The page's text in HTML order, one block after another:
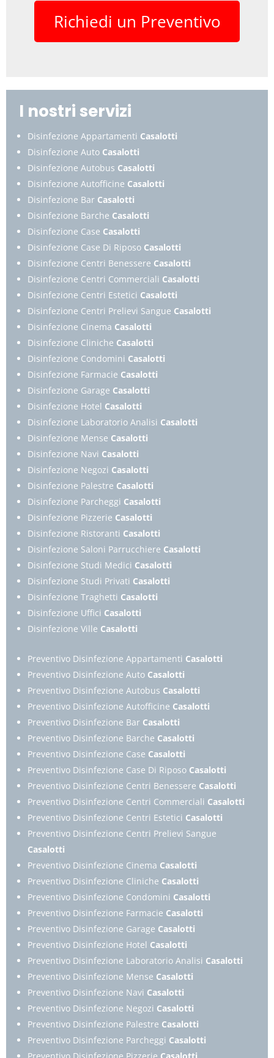
Richiedi un Preventivo
I nostri servizi
Disinfezione Appartamenti Casalotti
Disinfezione Auto Casalotti
Disinfezione Autobus Casalotti
Disinfezione Autofficine Casalotti
Disinfezione Bar Casalotti
Disinfezione Barche Casalotti
Disinfezione Case Casalotti
Disinfezione Case Di Riposo Casalotti
Disinfezione Centri Benessere Casalotti
Disinfezione Centri Commerciali Casalotti
Disinfezione Centri Estetici Casalotti
Disinfezione Centri Prelievi Sangue Casalotti
Disinfezione Cinema Casalotti
Disinfezione Cliniche Casalotti
Disinfezione Condomini Casalotti
Disinfezione Farmacie Casalotti
Disinfezione Garage Casalotti
Disinfezione Hotel Casalotti
Disinfezione Laboratorio Analisi Casalotti
Disinfezione Mense Casalotti
Disinfezione Navi Casalotti
Disinfezione Negozi Casalotti
Disinfezione Palestre Casalotti
Disinfezione Parcheggi Casalotti
Disinfezione Pizzerie Casalotti
Disinfezione Ristoranti Casalotti
Disinfezione Saloni Parrucchiere Casalotti
Disinfezione Studi Medici Casalotti
Disinfezione Studi Privati Casalotti
Disinfezione Traghetti Casalotti
Disinfezione Uffici Casalotti
Disinfezione Ville Casalotti
Preventivo Disinfezione Appartamenti Casalotti
Preventivo Disinfezione Auto Casalotti
Preventivo Disinfezione Autobus Casalotti
Preventivo Disinfezione Autofficine Casalotti
Preventivo Disinfezione Bar Casalotti
Preventivo Disinfezione Barche Casalotti
Preventivo Disinfezione Case Casalotti
Preventivo Disinfezione Case Di Riposo Casalotti
Preventivo Disinfezione Centri Benessere Casalotti
Preventivo Disinfezione Centri Commerciali Casalotti
Preventivo Disinfezione Centri Estetici Casalotti
Preventivo Disinfezione Centri Prelievi Sangue
Casalotti
Preventivo Disinfezione Cinema Casalotti
Preventivo Disinfezione Cliniche Casalotti
Preventivo Disinfezione Condomini Casalotti
Preventivo Disinfezione Farmacie Casalotti
Preventivo Disinfezione Garage Casalotti
Preventivo Disinfezione Hotel Casalotti
Preventivo Disinfezione Laboratorio Analisi Casalotti
Preventivo Disinfezione Mense Casalotti
Preventivo Disinfezione Navi Casalotti
Preventivo Disinfezione Negozi Casalotti
Preventivo Disinfezione Palestre Casalotti
Preventivo Disinfezione Parcheggi Casalotti